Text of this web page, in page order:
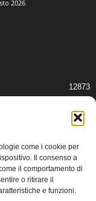
come i cookie per
Il consenso a
il comportamento di
o ritirare il
e funzioni.
2026
12873
2409